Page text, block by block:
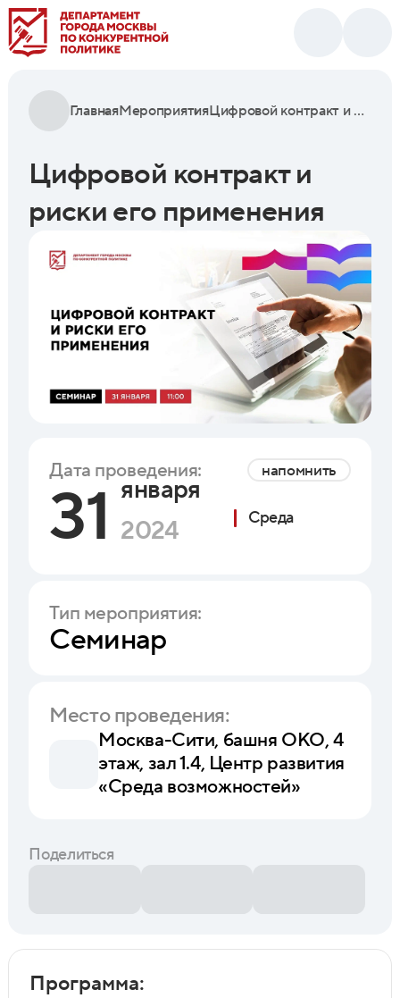
ГлавнаяМероприятия Цифровой контракт и риски его применения
Цифровой контракт и
риски его применения
Дата проведения: напомнить
31 января
2024
Среда
Тип мероприятия:
Семинар
Место проведения:
Москва-Сити, башня ОКО, 4
этаж, зал 1.4, Центр развития
«Среда возможностей»
Поделиться
Программа: